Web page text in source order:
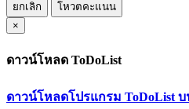
ยกเลิก
โหวตคะแนน
×
ดาวน์โหลด ToDoList
ดาวน์โหลดโปรแกรม ToDoList